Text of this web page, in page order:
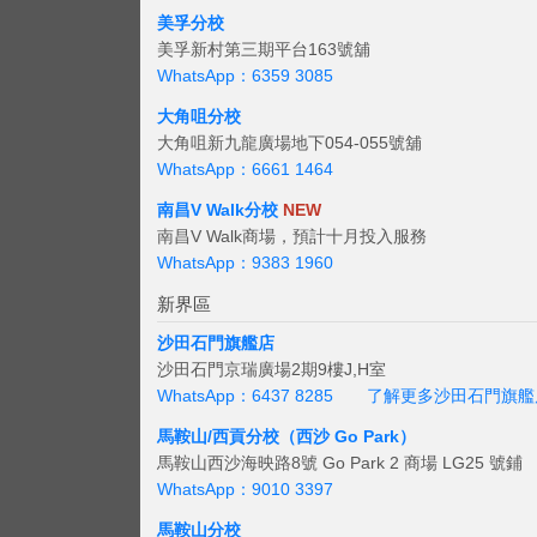
美孚分校
美孚新村第三期平台163號舖
WhatsApp：6359 3085
大角咀分校
大角咀新九龍廣場地下054-055號舖
WhatsApp：6661 1464
南昌V Walk分校 NEW
南昌V Walk商場，預計十月投入服務
WhatsApp：9383 1960
新界區
沙田石門旗艦店
沙田石門京瑞廣場2期9樓J,H室
WhatsApp：6437 8285
了解更多沙田石門旗
馬鞍山/西貢分校（西沙 Go Park）
馬鞍山西沙海映路8號 Go Park 2 商場 LG25 號鋪
WhatsApp：9010 3397
馬鞍山分校